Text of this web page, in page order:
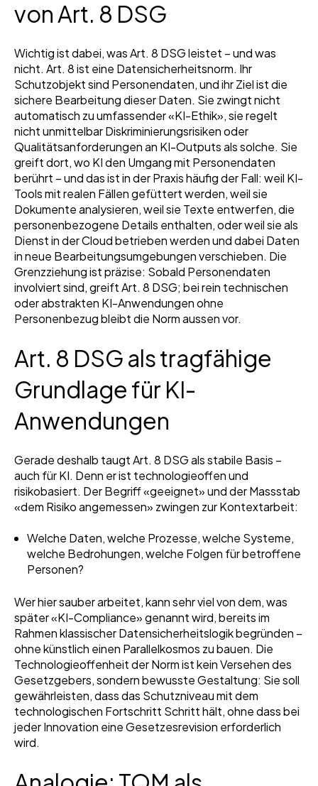
von Art. 8 DSG
Wichtig ist dabei, was Art. 8 DSG leistet – und was
nicht. Art. 8 ist eine Datensicherheitsnorm. Ihr
Schutzobjekt sind Personendaten, und ihr Ziel ist die
sichere Bearbeitung dieser Daten. Sie zwingt nicht
automatisch zu umfassender «KI-Ethik», sie regelt
nicht unmittelbar Diskriminierungsrisiken oder
Qualitätsanforderungen an KI-Outputs als solche. Sie
greift dort, wo KI den Umgang mit Personendaten
berührt – und das ist in der Praxis häufig der Fall: weil KI-
Tools mit realen Fällen gefüttert werden, weil sie
Dokumente analysieren, weil sie Texte entwerfen, die
personenbezogene Details enthalten, oder weil sie als
Dienst in der Cloud betrieben werden und dabei Daten
in neue Bearbeitungsumgebungen verschieben. Die
Grenzziehung ist präzise: Sobald Personendaten
involviert sind, greift Art. 8 DSG; bei rein technischen
oder abstrakten KI-Anwendungen ohne
Personenbezug bleibt die Norm aussen vor.
Art. 8 DSG als tragfähige
Grundlage für KI-
Anwendungen
Gerade deshalb taugt Art. 8 DSG als stabile Basis –
auch für KI. Denn er ist technologieoffen und
risikobasiert. Der Begriff «geeignet» und der Massstab
«dem Risiko angemessen» zwingen zur Kontextarbeit:
Welche Daten, welche Prozesse, welche Systeme,
welche Bedrohungen, welche Folgen für betroffene
Personen?
Wer hier sauber arbeitet, kann sehr viel von dem, was
später «KI-Compliance» genannt wird, bereits im
Rahmen klassischer Datensicherheitslogik begründen –
ohne künstlich einen Parallelkosmos zu bauen. Die
Technologieoffenheit der Norm ist kein Versehen des
Gesetzgebers, sondern bewusste Gestaltung: Sie soll
gewährleisten, dass das Schutzniveau mit dem
technologischen Fortschritt Schritt hält, ohne dass bei
jeder Innovation eine Gesetzesrevision erforderlich
wird.